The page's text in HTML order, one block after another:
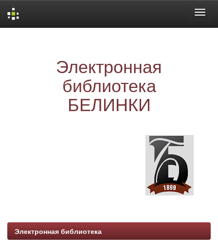
Электронная
библиотека
БЕЛИНКИ
Электронная библиотека